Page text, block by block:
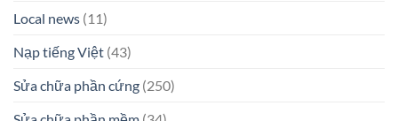
Local news (11)
Nạp tiếng Việt (43)
Sửa chữa phần cứng (250)